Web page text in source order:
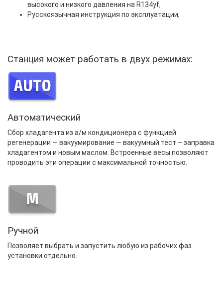
высокого и низкого давления на R134yf,
Русскоязычная инструкция по эксплуатации,
Станция может работать в двух режимах:
Автоматический
Сбор хладагента из а/м кондиционера с функцией
регенерации ― вакуумирование ― вакуумный тест – заправка
хладагентом и новым маслом. Встроенные весы позволяют
проводить эти операции с максимальной точностью.
Ручной
Позволяет выбрать и запустить любую из рабочих фаз
установки отдельно.